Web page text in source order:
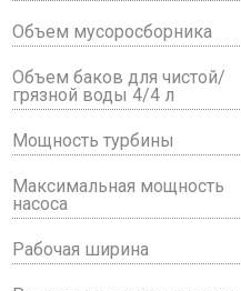
Объем мусоросборника
Объем баков для чистой/
грязной воды 4/4 л
Мощность турбины
Максимальная мощность
насоса
Рабочая ширина